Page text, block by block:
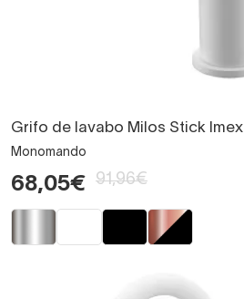
Grifo de lavabo Milos Stick Imex
Monomando
68,05€ 91,96€